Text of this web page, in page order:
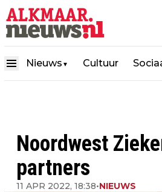
Nieuws ▼ Cultuur
Noordwest
partners
11 APR 2022, 18:38•NIEUWS